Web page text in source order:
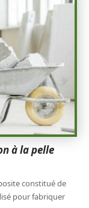
à la pelle
constitué de
pour fabriquer